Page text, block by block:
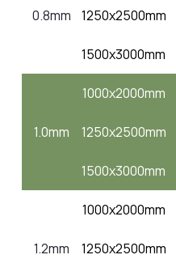
0.8mm 1250x2500mm
1500x3000mm
1.0mm
1000x2000mm
1250x2500mm
1500x3000mm
1.2mm
1000x2000mm
1250x2500mm